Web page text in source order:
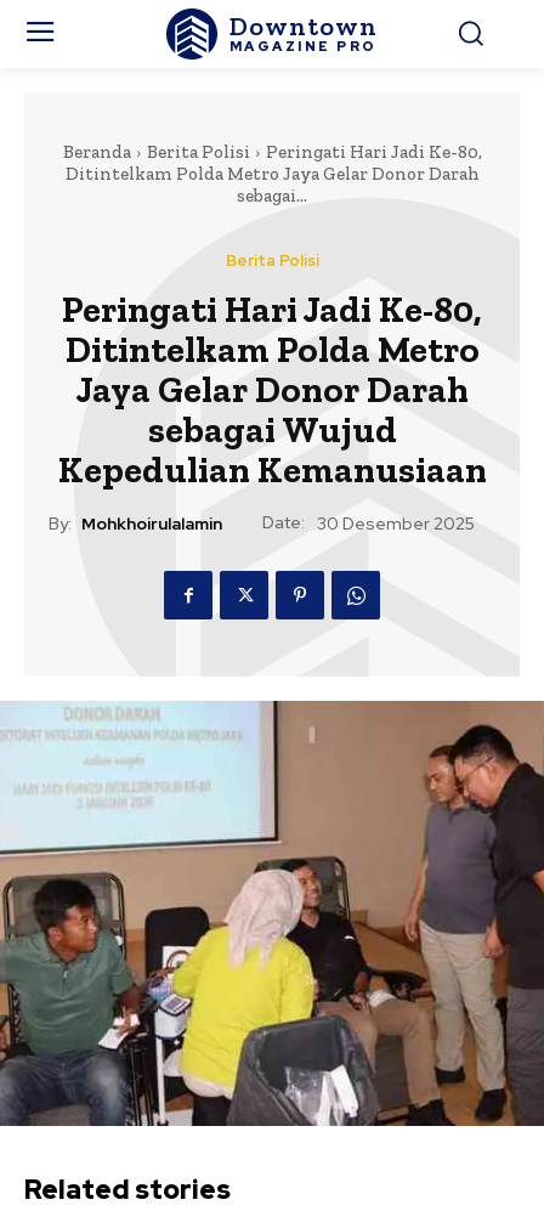
Downtown
MAGAZINE PRO
Beranda Berita Polisi
Peringati Hari Jadi Ke-80,
Ditintelkam Polda Metro Jaya Gelar Donor Darah
sebagai...
Berita Polisi
Peringati Hari Jadi Ke-80,
Ditintelkam Polda Metro
Jaya Gelar Donor Darah
sebagai Wujud
Kepedulian Kemanusiaan
By: Mohkhoirulalamin Date: 30 Desember 2025
Related stories